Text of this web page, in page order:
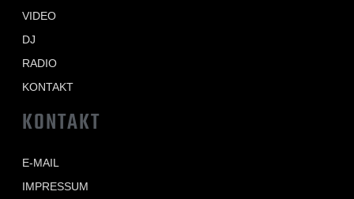
VIDEO
DJ
RADIO
KONTAKT
KONTAKT
E-MAIL
IMPRESSUM